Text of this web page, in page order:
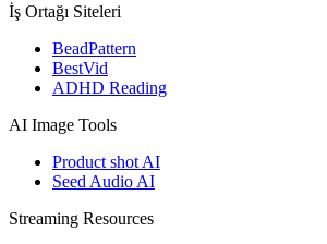
İş Ortağı Siteleri
BeadPattern
BestVid
ADHD Reading
AI Image Tools
Product shot AI
Seed Audio AI
Streaming Resources